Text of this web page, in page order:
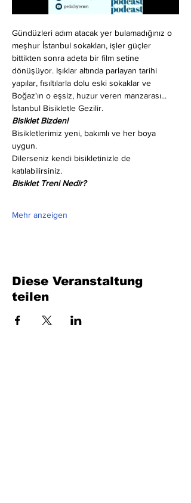
Gündüzleri adım atacak yer bulamadığınız o
meşhur İstanbul sokakları, işler güçler
bittikten sonra adeta bir film setine
dönüşüyor. Işıklar altında parlayan tarihi
yapılar, fısıltılarla dolu eski sokaklar ve
Boğaz'ın o eşsiz, huzur veren manzarası...
İstanbul Bisikletle Gezilir.
Bisiklet Bizden!
Bisikletlerimiz yeni, bakımlı ve her boya
uygun.
Dilerseniz kendi bisikletinizle de
katılabilirsiniz.
Bisiklet Treni Nedir?
Mehr anzeigen
Diese Veranstaltung
teilen